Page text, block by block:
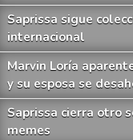
Saprissa sigue
internacional
Marvin Loría
y su esposa se
Saprissa cierra otro
memes